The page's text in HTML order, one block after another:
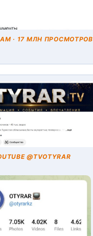
· 17 МЛН ПРОСМОТРОВ
@TVOTYRAR